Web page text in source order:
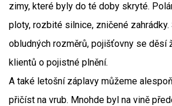
zimy, které byly do té doby skryté.
ploty, rozbité silnice, zničené
obludných rozměrů, pojišťovny se děsí
klientů o pojistné plnění.
A také letošní záplavy můžeme
přičíst na vrub. Mnohde byl na vině